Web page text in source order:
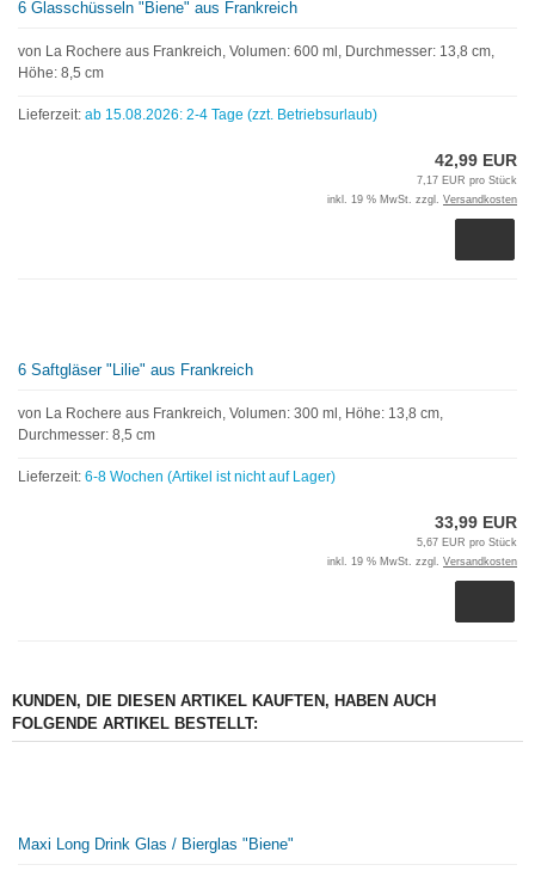
6 Glasschüsseln "Biene" aus Frankreich
von La Rochere aus Frankreich, Volumen: 600 ml, Durchmesser: 13,8 cm,
Höhe: 8,5 cm
Lieferzeit: ab 15.08.2026: 2-4 Tage (zzt. Betriebsurlaub)
42,99 EUR
7,17 EUR pro Stück
inkl. 19 % MwSt. zzgl. Versandkosten
6 Saftgläser "Lilie" aus Frankreich
von La Rochere aus Frankreich, Volumen: 300 ml, Höhe: 13,8 cm,
Durchmesser: 8,5 cm
Lieferzeit: 6-8 Wochen (Artikel ist nicht auf Lager)
33,99 EUR
5,67 EUR pro Stück
inkl. 19 % MwSt. zzgl. Versandkosten
KUNDEN, DIE DIESEN ARTIKEL KAUFTEN, HABEN AUCH
FOLGENDE ARTIKEL BESTELLT:
Maxi Long Drink Glas / Bierglas "Biene"